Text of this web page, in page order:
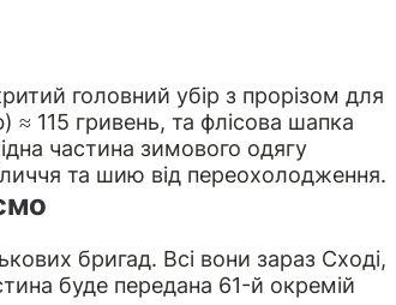
головний убір з прорізом для
115 гривень, та флісова шапка
частина зимового одягу
та шию від переохолодження.
бригад. Всі вони зараз Сході,
буде передана 61-й окремій